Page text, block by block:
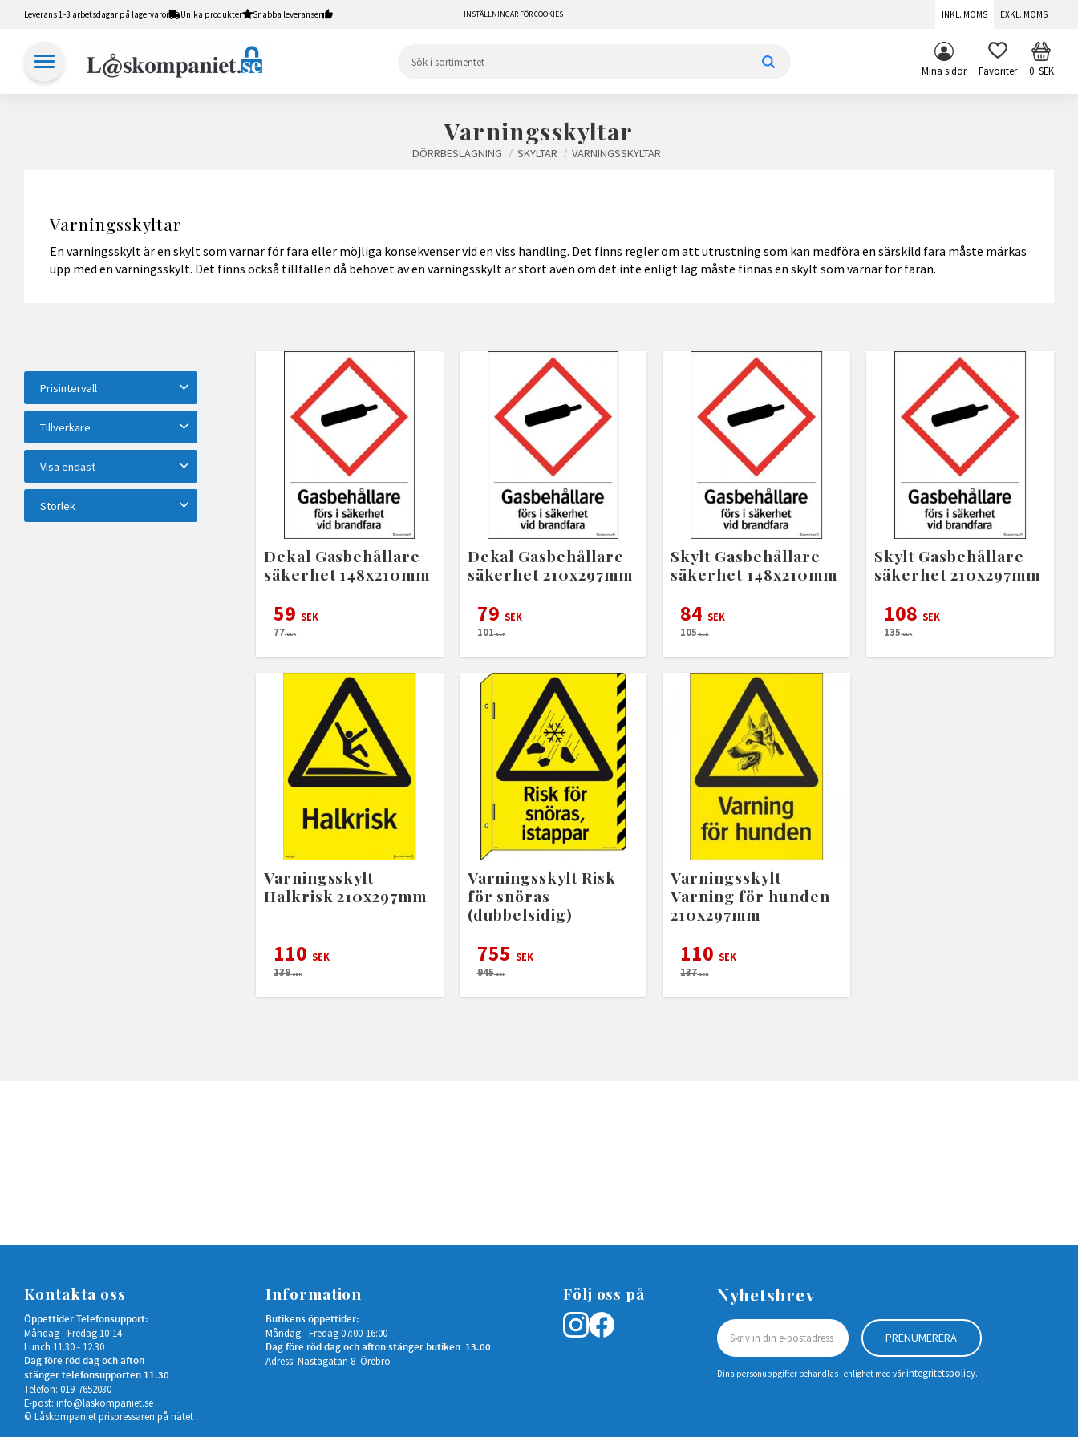
Leverans 1-3 arbetsdagar på lagervaror Unika produkter Snabba leveranser INSTÄLLNINGAR FÖR COOKIES INKL. MOMS EXKL. MOMS
Mina sidor FAVORITER 0SEK
Varningsskyltar
DÖRRBESLAGNING SKYLTAR VARNINGSSKYLTAR
Varningsskyltar
En varningsskylt är en skylt som varnar för fara eller möjliga konsekvenser vid en viss handling. Det finns regler om att utrustning som kan medföra en särskild fara måste märkas
upp med en varningsskylt. Det finns också tillfällen då behovet av en varningsskylt är stort även om det inte enligt lag måste finnas en skylt som varnar för faran.
Prisintervall
59 755
Tillverkare
Systemtext 7
Visa endast
Finns i lager 7
Storlek
Dekal Gasbehållare
säkerhet 148x210mm
59 SEK
77SEK
Dekal Gasbehållare
säkerhet 210x297mm
79 SEK
101SEK
Skylt Gasbehållare
säkerhet 148x210mm
84 SEK
105SEK
Skylt Gasbehållare
säkerhet 210x297mm
108 SEK
135SEK
Varningsskylt
Halkrisk 210x297mm
110 SEK
138SEK
Varningsskylt Risk
för snöras
(dubbelsidig)
755 SEK
945SEK
Varningsskylt
Varning för hunden
210x297mm
110 SEK
137SEK
Kontakta oss
Öppettider Telefonsupport:
Måndag - Fredag 10-14
Lunch 11.30 - 12.30
Dag före röd dag och afton
stänger telefonsupporten 11.30
Telefon: 019-7652030
E-post: info@laskompaniet.se
© Låskompaniet prispressaren på nätet
Information
Butikens öppettider:
Måndag - Fredag 07:00-16:00
Dag före röd dag och afton stänger butiken 13.00
Adress: Nastagatan 8 Örebro
Följ oss på Nyhetsbrev
PRENUMERERA
Dina personuppgifter behandlas i enlighet med vårintegritetspolicy.